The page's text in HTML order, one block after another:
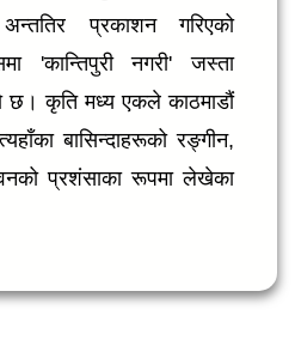
अन्ततिर प्रकाशन गरिएको
'कान्तिपुरी नगरी' जस्ता
छ। कृति मध्य एकले काठमाडौं
बासिन्दाहरूको रङ्गीन,
प्रशंसाका रूपमा लेखेका